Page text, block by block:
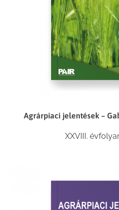
Agrárpiaci jelentések –
XXVIII.